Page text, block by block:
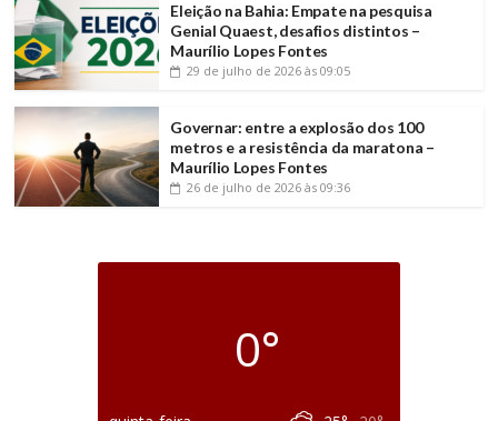
Eleição na Bahia: Empate na pesquisa
Genial Quaest, desafios distintos –
Maurílio Lopes Fontes
29 de julho de 2026 às 09:05
Governar: entre a explosão dos 100
metros e a resistência da maratona –
Maurílio Lopes Fontes
26 de julho de 2026 às 09:36
0°